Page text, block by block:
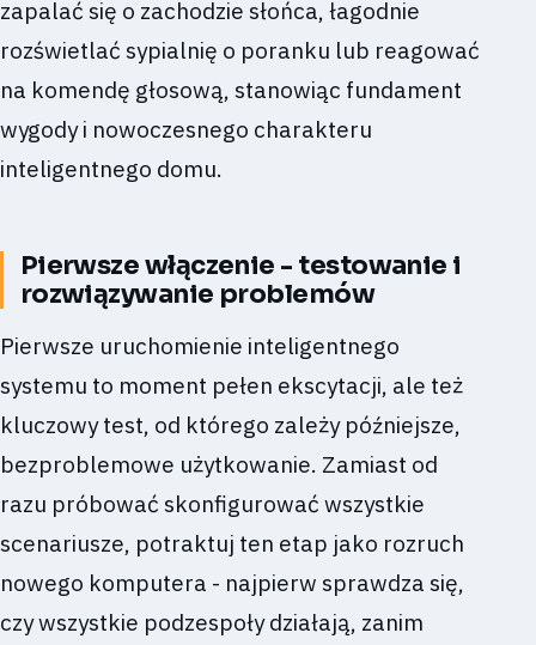
zapalać się o zachodzie słońca, łagodnie
rozświetlać sypialnię o poranku lub reagować
na komendę głosową, stanowiąc fundament
wygody i nowoczesnego charakteru
inteligentnego domu.
Pierwsze włączenie - testowanie i
rozwiązywanie problemów
Pierwsze uruchomienie inteligentnego
systemu to moment pełen ekscytacji, ale też
kluczowy test, od którego zależy późniejsze,
bezproblemowe użytkowanie. Zamiast od
razu próbować skonfigurować wszystkie
scenariusze, potraktuj ten etap jako rozruch
nowego komputera - najpierw sprawdza się,
czy wszystkie podzespoły działają, zanim